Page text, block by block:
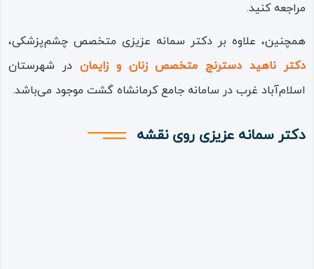
مراجعه کنید.
همچنین، علاوه بر دکتر سمانه عزیزی متخصص چشم‌پزشکی،
دکتر ناهید دسترنج متخصص زنان و زایمان در شهرستان
اسلام‌آباد غرب در سامانه جامع کرمانشاه گشت موجود می‌باشد.
دکتر سمانه عزیزی روی نقشه